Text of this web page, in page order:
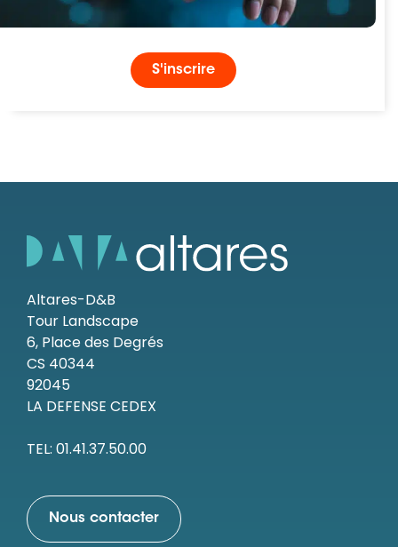
S'inscrire
Altares-D&B
Tour Landscape
6, Place des Degrés
CS 40344
92045
LA DEFENSE CEDEX
TEL: 01.41.37.50.00
Nous contacter